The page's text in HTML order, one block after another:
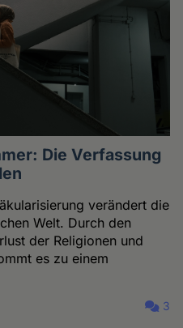
Die Verfassung
verändert die
Welt. Durch den
der Religionen und
es zu einem
3